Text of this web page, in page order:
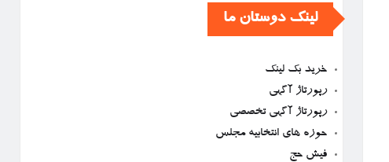
لینک دوستان ما
خرید بک لینک
رپورتاژ آگهی
رپورتاژ آگهی تخصصی
حوزه های انتخابیه مجلس
فیش حج